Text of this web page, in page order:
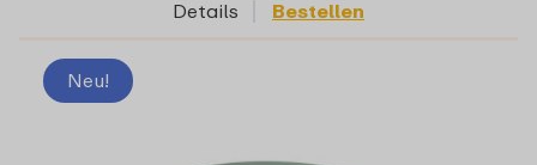
Details Bestellen
Neu!